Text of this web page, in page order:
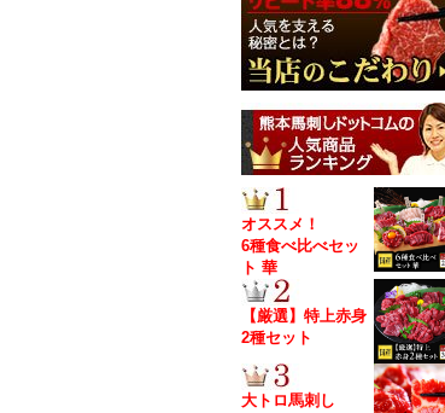
オススメ！
6種食べ比べセッ
ト 華
【厳選】特上赤身
2種セット
大トロ馬刺し